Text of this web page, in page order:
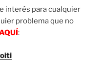
interés para cualquier
problema que no
: